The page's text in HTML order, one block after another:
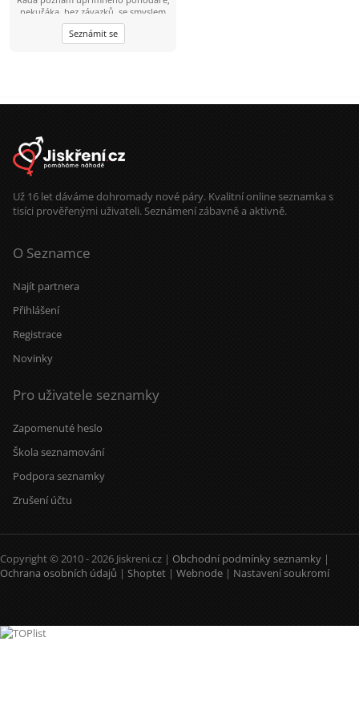
nekuřáka, bez závazků, se smyslem
pro humor, který by se mnou sdílel
podobné zájmy. Mám ráda přírodu,
procházky, výlety.
Seznámit se
Už 16 let dáváme dohromady nové páry. Kvalitní online seznamka s
tisíci prověřenými uživateli. Seznámení zábavně a aktivně.
O Seznamce
Najít partnera
Přihlášení
Registrace
Novinky
Pro uživatele seznamky
Zapomenuté heslo
Škola seznamování
Podpora seznamky
Zrušení účtu
Copyright © 2010 - 2026 Jiskreni.cz | Obchodní podmínky seznamky |
Ochrana osobních údajů | Shoptet | Webnode | Nastavení soukromí